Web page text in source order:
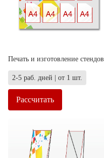
Печать и изготовление стендов
2-5 раб. дней | от 1 шт.
Рассчитать